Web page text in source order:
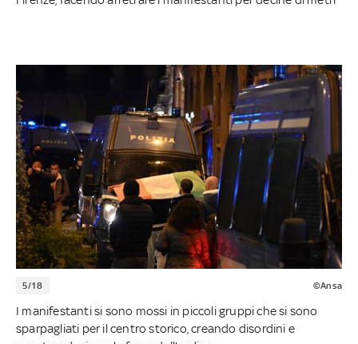
5/18 ©Ansa
I manifestanti si sono mossi in piccoli gruppi che si sono
sparpagliati per il centro storico, creando disordini e